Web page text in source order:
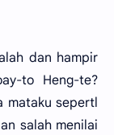
dan hampir
to Heng-te?
mataku sepertl
salah menilai